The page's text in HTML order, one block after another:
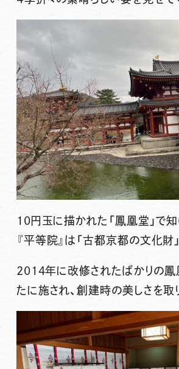
10円玉に描かれた「鳳凰堂」で
『平等院』は「古都京都の文化財
2014年に改修されたばかりの鳳
たに施され、創建時の美しさを取